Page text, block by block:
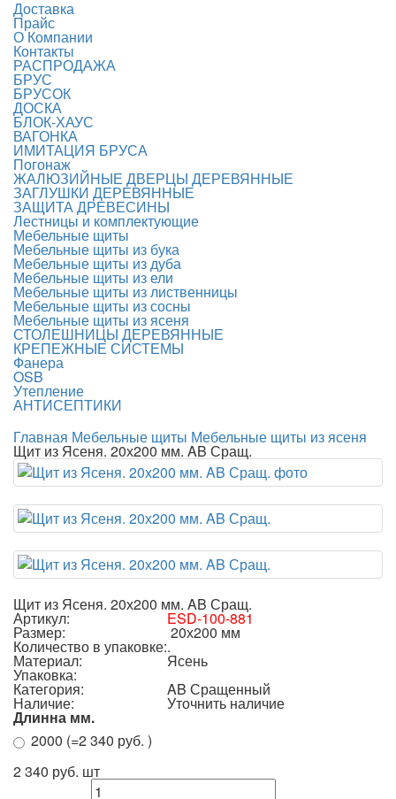
Доставка
Прайс
О Компании
Контакты
РАСПРОДАЖА
БРУС
БРУСОК
ДОСКА
БЛОК-ХАУС
ВАГОНКА
ИМИТАЦИЯ БРУСА
Погонаж
ЖАЛЮЗИЙНЫЕ ДВЕРЦЫ ДЕРЕВЯННЫЕ
ЗАГЛУШКИ ДЕРЕВЯННЫЕ
ЗАЩИТА ДРЕВЕСИНЫ
Лестницы и комплектующие
Мебельные щиты
Мебельные щиты из бука
Мебельные щиты из дуба
Мебельные щиты из ели
Мебельные щиты из лиственницы
Мебельные щиты из сосны
Мебельные щиты из ясеня
СТОЛЕШНИЦЫ ДЕРЕВЯННЫЕ
КРЕПЕЖНЫЕ СИСТЕМЫ
Фанера
OSB
Утепление
АНТИСЕПТИКИ
Главная Мебельные щиты Мебельные щиты из ясеня
Щит из Ясеня. 20х200 мм. AB Сращ.
Щит из Ясеня. 20х200 мм. AB Сращ.
Артикул: ESD-100-881
Размер: 20х200 мм
Количество в упаковке:.
Материал: Ясень
Упаковка:
Категория: AB Сращенный
Наличие: Уточнить наличие
Длинна мм.
2000 (=2 340 руб. )
2 340 руб. шт